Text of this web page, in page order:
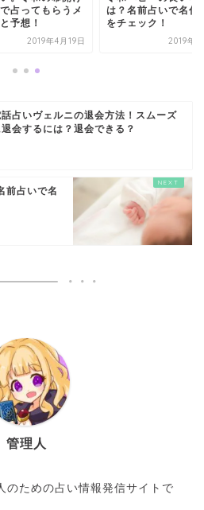
占ってもらうメ
予想！
2019年4月19日
は？名前占いで名付
をチェック！
2019年5
話占いヴェルニの退会方法！スムーズ
退会するには？退会できる？
前占いで名
管理人
のための占い情報発信サイトで